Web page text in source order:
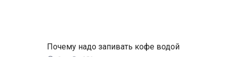
Почему надо запивать кофе водой